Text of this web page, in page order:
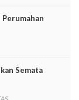
Semata